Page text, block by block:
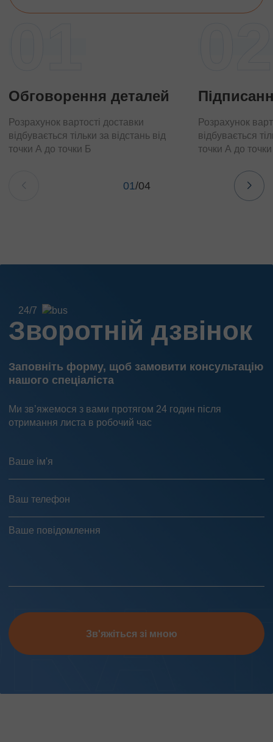
Обговорення деталей
Розрахунок вартості доставки
відбувається тільки за відстань від
точки А до точки Б
Розрахунок
відбувається
точки А до
01/04
24/7
Зворотній дзвінок
Заповніть форму, щоб замовити консультацію
нашого спеціаліста
Ми зв’яжемося з вами протягом 24 годин після
отримання листа в робочий час
Зв'яжіться зі мною